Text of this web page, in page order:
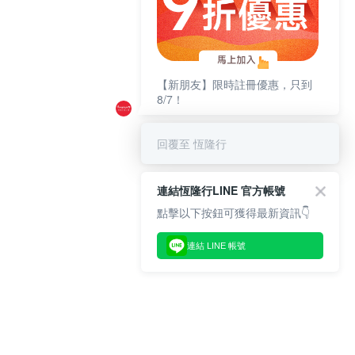
【新朋友】限時註冊優惠，只到
8/7！
回覆至 恆隆行
連結恆隆行LINE 官方帳號
點擊以下按鈕可獲得最新資訊👇
連結 LINE 帳號